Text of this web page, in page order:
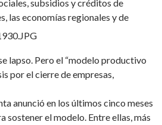
subsidios y créditos de
las economías regionales y de
lapso. Pero el “modelo productivo
por el cierre de empresas,
anunció en los últimos cinco meses
sostener el modelo. Entre ellas, más